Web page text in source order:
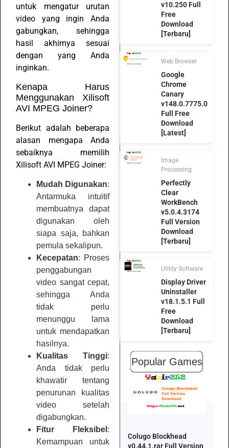
untuk mengatur urutan
video yang ingin Anda
gabungkan, sehingga
hasil akhirnya sesuai
dengan yang Anda
inginkan.
Kenapa Harus
Menggunakan Xilisoft
AVI MPEG Joiner?
Berikut adalah beberapa
alasan mengapa Anda
sebaiknya memilih
Xilisoft AVI MPEG Joiner:
Mudah Digunakan:
Antarmuka intuitif
membuatnya dapat
digunakan oleh
siapa saja, bahkan
pemula sekalipun.
Kecepatan: Proses
penggabungan
video sangat cepat,
sehingga Anda
tidak perlu
menunggu lama
untuk mendapatkan
hasilnya.
Kualitas Tinggi:
Anda tidak perlu
khawatir tentang
penurunan kualitas
video setelah
digabungkan.
Fitur Fleksibel :
Kemampuan untuk
v10.250 Full
Free
Download
[Terbaru]
Web Browser
Google
Chrome
Canary
v148.0.7775.0
Full Free
Download
[Latest]
Image
Processing
Perfectly
Clear
WorkBench
v5.0.4.3174
Full Version
Download
[Terbaru]
Utility Software
Display Driver
Uninstaller
v18.1.5.1 Full
Free
Download
[Terbaru]
Popular Games
Colugo Blockhead
v0.44.1.rar Full Version